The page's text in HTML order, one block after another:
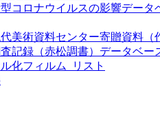
コロナウイルスの影響データ
美術資料センター寄贈資料（
記録（赤松調書）データベー
化フィルム_リスト